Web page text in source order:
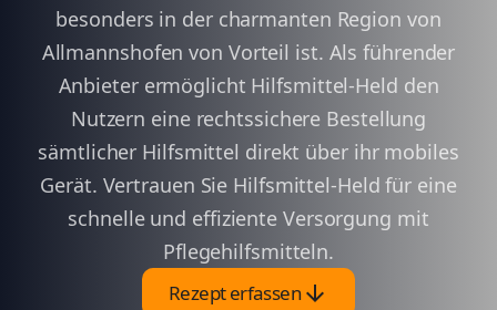
besonders in der charmanten Region von
Allmannshofen von Vorteil ist. Als führender
Anbieter ermöglicht Hilfsmittel-Held den
Nutzern eine rechtssichere Bestellung
sämtlicher Hilfsmittel direkt über ihr mobiles
Gerät. Vertrauen Sie Hilfsmittel-Held für eine
schnelle und effiziente Versorgung mit
Pflegehilfsmitteln.
Rezept erfassenarrow_downward